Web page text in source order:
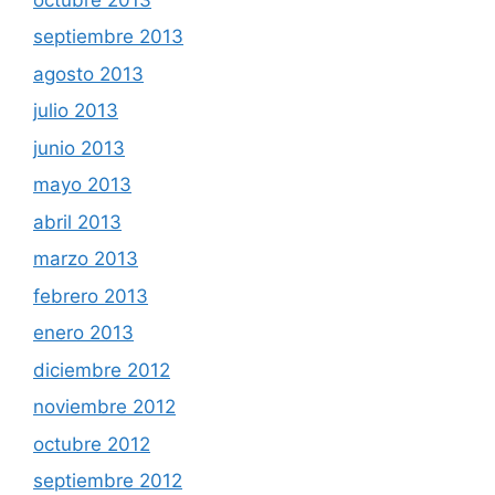
septiembre 2013
agosto 2013
julio 2013
junio 2013
mayo 2013
abril 2013
marzo 2013
febrero 2013
enero 2013
diciembre 2012
noviembre 2012
octubre 2012
septiembre 2012